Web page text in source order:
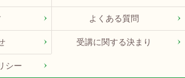
よくある質問
受講に関する決まり
シー